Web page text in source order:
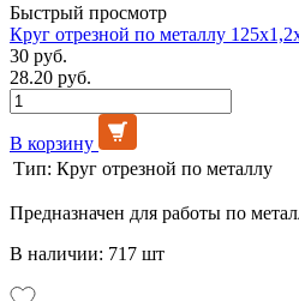
Быстрый просмотр
Круг отрезной по металлу
30 руб.
28.20 руб.
В корзину
Тип: Круг отрезной по металлу
Предназначен для работы по
В наличии: 717 шт